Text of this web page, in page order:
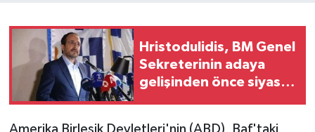
Hristodulidis, BM Genel
Sekreterinin adaya
gelişinden önce siyasi
Amerika Birleşik Devletleri'nin (ABD), Baf'taki
LAPTA
LEFKOŞA
MAGAZİN